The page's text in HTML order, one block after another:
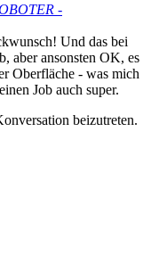
-
Und das bei
aber ansonsten OK, es
Oberfläche - was mich
Job auch super.
beizutreten.